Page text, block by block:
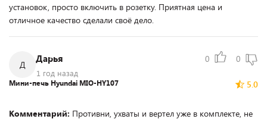
установок, просто включить в розетку. Приятная цена и
отличное качество сделали своё дело.
Д
Дарья
1 год назад
0 0
5.0
Мини-печь Hyundai MIO-HY107
Комментарий: Противни, ухваты и вертел уже в комплекте, не